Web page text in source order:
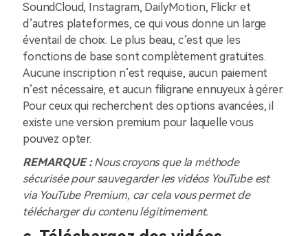
SoundCloud, Instagram, DailyMotion, Flickr et
d’autres plateformes, ce qui vous donne un large
éventail de choix. Le plus beau, c’est que les
fonctions de base sont complètement gratuites.
Aucune inscription n’est requise, aucun paiement
n’est nécessaire, et aucun filigrane ennuyeux à gérer.
Pour ceux qui recherchent des options avancées, il
existe une version premium pour laquelle vous
pouvez opter.
REMARQUE :Nous croyons que la méthode
sécurisée pour sauvegarder les vidéos YouTube est
via YouTube Premium, car cela vous permet de
télécharger du contenu légitimement.